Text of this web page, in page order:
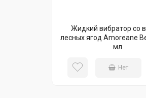
Жидкий вибратор со
лесных ягод Amoreane
мл.
Нет